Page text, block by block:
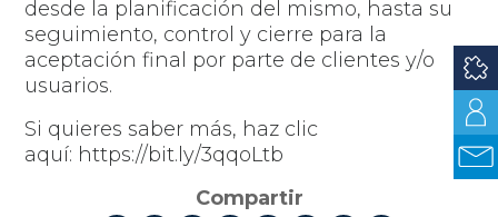
desde la planificación del mismo, hasta su
seguimiento, control y cierre para la
aceptación final por parte de clientes y/o
usuarios.
Si quieres saber más, haz clic
aquí: https://bit.ly/3qqoLtb
Compartir